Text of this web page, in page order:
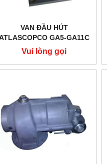
VAN ĐẦU HÚT
GA5-GA11C
Vui lòng gọi